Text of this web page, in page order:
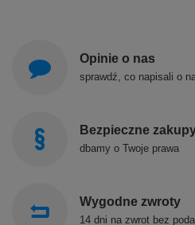
Opinie o nas
sprawdź, co napisali o
Bezpieczne
dbamy o Twoje prawa
Wygodne zwroty
14 dni na zwrot bez